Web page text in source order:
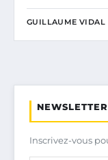
GUILLAUME VIDAL
NEWSLETTER
Inscrivez-vous